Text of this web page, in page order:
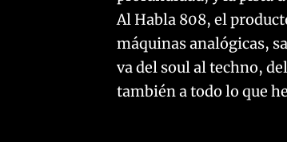
Al Habla 808, el
máquinas analógicas,
va del soul al techno,
también a todo lo que